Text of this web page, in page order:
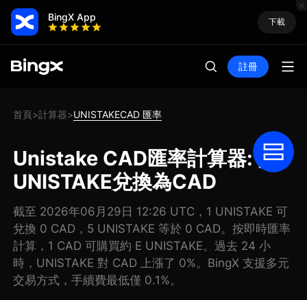
BingX App 下載
註冊
首頁>計算器>UNISTAKECAD 匯率
Unistake CAD匯率計算器: 把
UNISTAKE兌換為CAD
截至 2026年06月29日 12:26 UTC，1 UNISTAKE 可
兌換 0 CAD，5 UNISTAKE 等於 0 CAD。按即時匯率
計算，1 CAD 可購買約 E UNISTAKE。過去 24 小
時，UNISTAKE 對 CAD 上漲了 0%。BingX 支援多元
交易方式，手續費最低僅 0.1%。